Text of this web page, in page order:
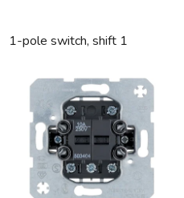
1-pole switch, shift 1